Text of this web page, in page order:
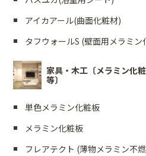
アイカアール(曲面化粧材)
タフウォールS (壁面用メラミン
家具・木工〔メラミン化
等〕
単色メラミン化粧板
メラミン化粧板
フレアテクト (薄物メラミン不